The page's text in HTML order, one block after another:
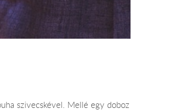
szivecskével. Mellé egy doboz